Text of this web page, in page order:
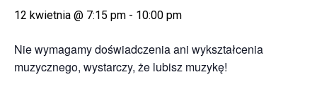
12 kwietnia @ 7:15 pm - 10:00 pm
Nie wymagamy doświadczenia ani wykształcenia
muzycznego, wystarczy, że lubisz muzykę!